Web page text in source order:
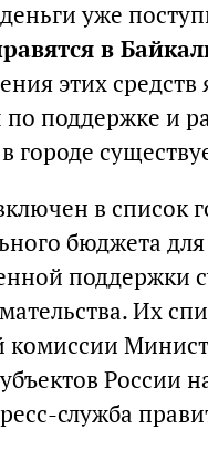
уже
в
этих
поддержке и
городе
в список
бюджета
поддержки
Их
комиссии
России
служба